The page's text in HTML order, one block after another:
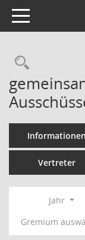
Toggle navigation
Informationen
Vertreter
Jahr
Gremium